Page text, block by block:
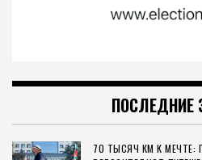
ПОСЛЕДНИЕ
70 ТЫСЯЧ КМ К МЕЧТЕ: